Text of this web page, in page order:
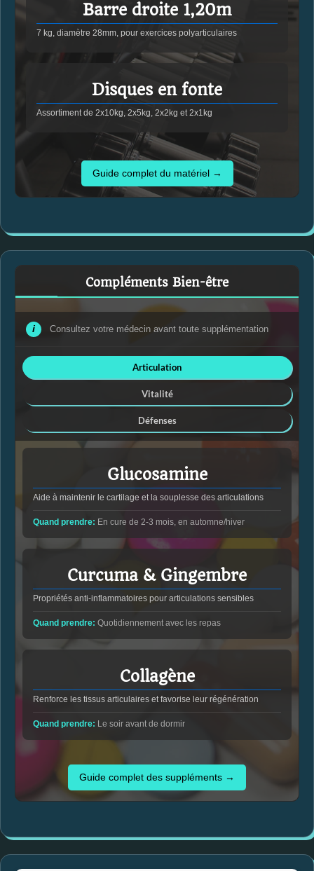
Barre droite 1,20m
7 kg, diamètre 28mm, pour exercices polyarticulaires
Disques en fonte
Assortiment de 2x10kg, 2x5kg, 2x2kg et 2x1kg
Guide complet du matériel →
Compléments Bien-être
i Consultez votre médecin avant toute supplémentation
Articulation
Vitalité
Défenses
Glucosamine
Aide à maintenir le cartilage et la souplesse des articulations
Quand prendre: En cure de 2-3 mois, en automne/hiver
Curcuma & Gingembre
Propriétés anti-inflammatoires pour articulations sensibles
Quand prendre: Quotidiennement avec les repas
Collagène
Renforce les tissus articulaires et favorise leur régénération
Quand prendre: Le soir avant de dormir
Guide complet des suppléments →